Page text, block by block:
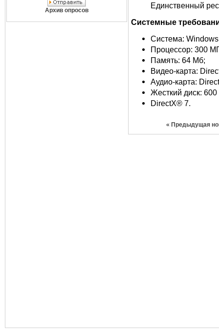
Архив опросов
Единственный
Системные
Система:
Процессор: 300
Память: 64 Мб;
Видео-карта:
Аудио-карта:
Жесткий диск:
DirectX® 7.
« Предыдущая